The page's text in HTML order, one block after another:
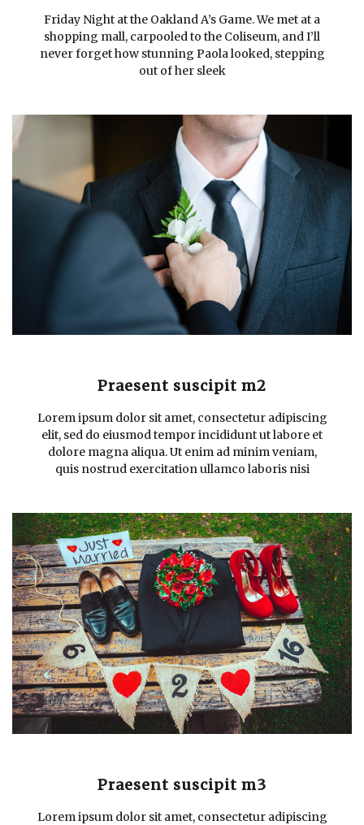
Friday Night at the Oakland A’s Game. We met at a
shopping mall, carpooled to the Coliseum, and I’ll
never forget how stunning Paola looked, stepping
out of her sleek
Praesent suscipit m2
Lorem ipsum dolor sit amet, consectetur adipiscing
elit, sed do eiusmod tempor incididunt ut labore et
dolore magna aliqua. Ut enim ad minim veniam,
quis nostrud exercitation ullamco laboris nisi
Praesent suscipit m3
Lorem ipsum dolor sit amet, consectetur adipiscing